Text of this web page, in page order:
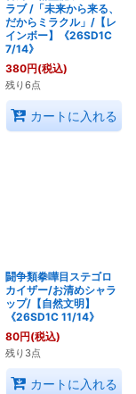
ラブ /「未来から来る、
だからミラクル」/【レ
インボー】《26SD1C
7/14》
380円(税込)
残り6点
カートに入れる
闘争類拳嘩目ステゴロ
カイザー/お清めシャラ
ップ/【自然文明】
《26SD1C 11/14》
80円(税込)
残り3点
カートに入れる